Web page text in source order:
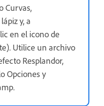
Curvas,
y, a
en el icono de
Utilice un archivo
Resplandor,
Opciones y